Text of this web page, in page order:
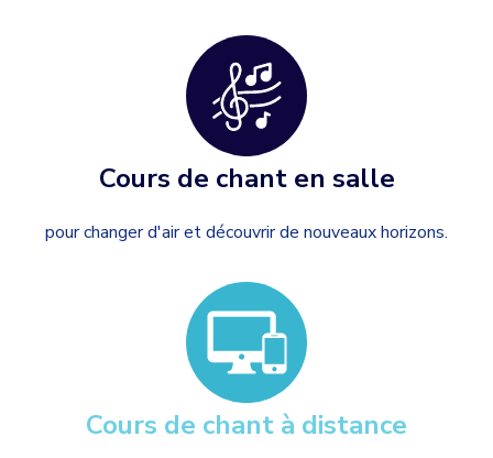
Cours de chant en salle
pour changer d'air et découvrir de nouveaux horizons.
Cours de chant à distance